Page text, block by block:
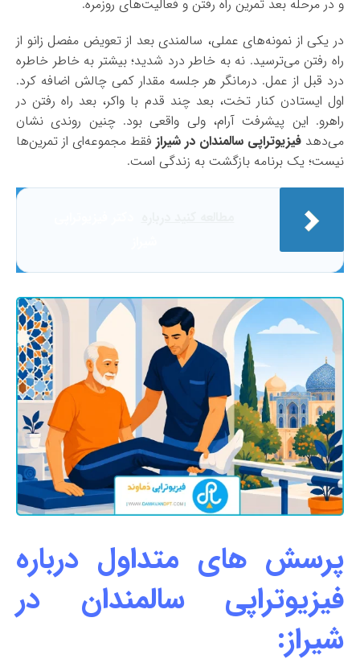
و در مرحله بعد تمرین راه رفتن و فعالیت‌های روزمره.
در یکی از نمونه‌های عملی، سالمندی بعد از تعویض مفصل زانو از
راه رفتن می‌ترسید. نه به خاطر درد شدید؛ بیشتر به خاطر خاطره
درد قبل از عمل. درمانگر هر جلسه مقدار کمی چالش اضافه کرد.
اول ایستادن کنار تخت، بعد چند قدم با واکر، بعد راه رفتن در
راهرو. این پیشرفت آرام، ولی واقعی بود. چنین روندی نشان
می‌دهد فیزیوتراپی سالمندان در شیراز فقط مجموعه‌ای از تمرین‌ها
نیست؛ یک برنامه بازگشت به زندگی است.
پرسش های متداول درباره
فیزیوتراپی سالمندان در
شیراز: